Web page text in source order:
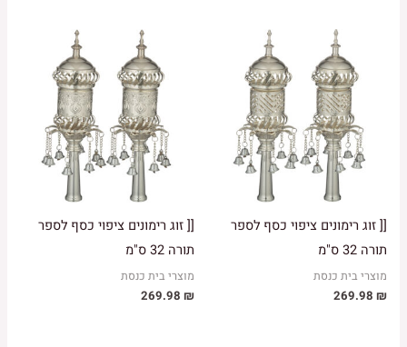
[[ זוג רימונים ציפוי כסף לספר
תורה 32 ס"מ
מוצרי בית כנסת
269.98 ₪
[[ זוג רימונים ציפוי כסף לספר
תורה 32 ס"מ
מוצרי בית כנסת
269.98 ₪